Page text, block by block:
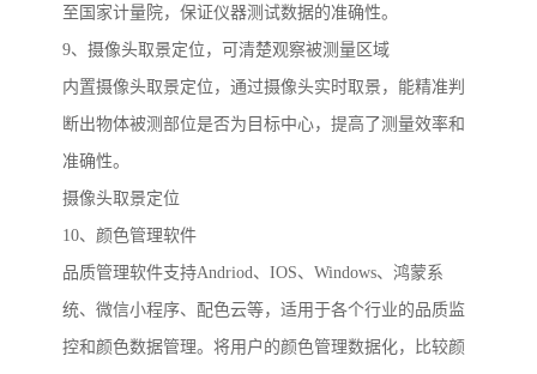
至国家计量院，保证仪器测试数据的准确性。
9、摄像头取景定位，可清楚观察被测量区域
内置摄像头取景定位，通过摄像头实时取景，能精准判
断出物体被测部位是否为目标中心，提高了测量效率和
准确性。
摄像头取景定位
10、颜色管理软件
品质管理软件支持Andriod、 IOS、 Windows、鸿蒙系
统、微信小程序、配色云等，适用于各个行业的品质监
控和颜色数据管理。将用户的颜色管理数据化，比较颜